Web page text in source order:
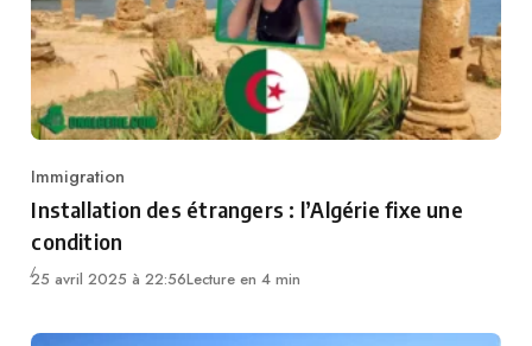
Category
Immigration
Installation des étrangers : l’Algérie fixe une
condition
25 avril 2025 à 22:56Lecture en 4 min